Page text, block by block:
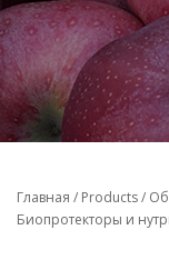
Главная / Products/
Биопротекторы и